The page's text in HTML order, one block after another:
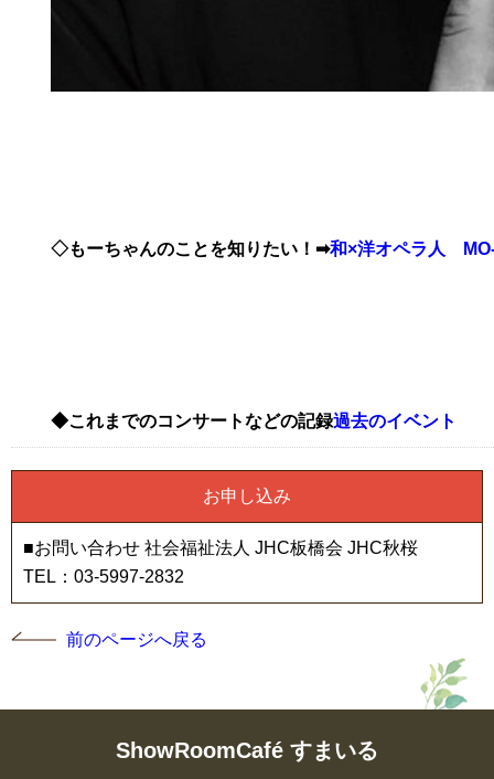
◇もーちゃんのことを知りたい！➡和×洋オペラ人
◆これまでのコンサートなどの記録過去のイベント
お申し込み
■お問い合わせ 社会福祉法人 JHC板橋会 JHC秋桜
TEL：03-5997-2832
前のページへ戻る
ShowRoomCafé すまいる